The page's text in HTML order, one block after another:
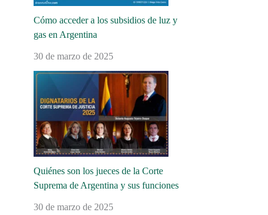
Cómo acceder a los subsidios de luz y
gas en Argentina
30 de marzo de 2025
Quiénes son los jueces de la Corte
Suprema de Argentina y sus funciones
30 de marzo de 2025